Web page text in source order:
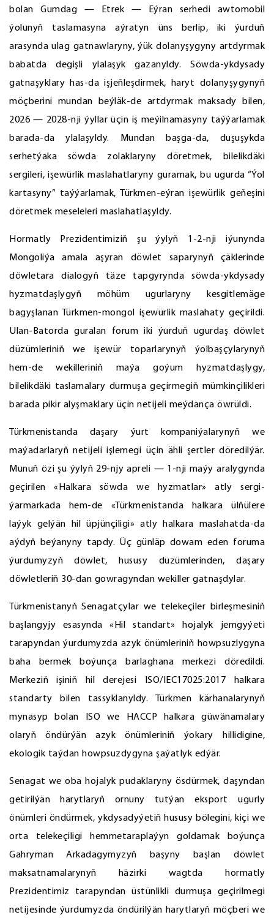
bolan Gumdag — Etrek — Eýran serhedi awtomobil
ýolunyň taslamasyna aýratyn üns berlip, iki ýurduň
arasynda ulag gatnawlaryny, ýük dolanyşygyny artdyrmak
babatda degişli ylalaşyk gazanyldy. Söwda-ykdysady
gatnaşyklary has-da işjeňleşdirmek, haryt dolanyşygynyň
möçberini mundan beýläk-de artdyrmak maksady bilen,
2026 — 2028-nji ýyllar üçin iş meýilnamasyny taýýarlamak
barada-da ylalaşyldy. Mundan başga-da, duşuşykda
serhetýaka söwda zolaklaryny döretmek, bilelikdäki
sergileri, işewürlik maslahatlaryny guramak, bu ugurda “Ýol
kartasyny” taýýarlamak, Türkmen-eýran işewürlik geňeşini
döretmek meseleleri maslahatlaşyldy.
Hormatly Prezidentimiziň şu ýylyň 1-2-nji iýunynda
Mongoliýa amala aşyran döwlet saparynyň çäklerinde
döwletara dialogyň täze tapgyrynda söwda-ykdysady
hyzmatdaşlygyň möhüm ugurlaryny kesgitlemäge
bagyşlanan Türkmen-mongol işewürlik maslahaty geçirildi.
Ulan-Batorda guralan forum iki ýurduň ugurdaş döwlet
düzümleriniň we işewür toparlarynyň ýolbaşçylarynyň
hem-de wekilleriniň maýa goýum hyzmatdaşlygy,
bilelikdäki taslamalary durmuşa geçirmegiň mümkinçilikleri
barada pikir alyşmaklary üçin netijeli meýdança öwrüldi.
Türkmenistanda daşary ýurt kompaniýalarynyň we
maýadarlaryň netijeli işlemegi üçin ähli şertler döredilýär.
Munuň özi şu ýylyň 29-njy apreli — 1-nji maýy aralygynda
geçirilen «Halkara söwda we hyzmatlar» atly sergi-
ýarmarkada hem-de «Türkmenistanda halkara ülňülere
laýyk gelýän hil üpjünçiligi» atly halkara maslahatda-da
aýdyň beýanyny tapdy. Üç günläp dowam eden foruma
ýurdumyzyň döwlet, hususy düzümlerinden, daşary
döwletleriň 30-dan gowragyndan wekiller gatnaşdylar.
Türkmenistanyň Senagatçylar we telekeçiler birleşmesiniň
başlangyjy esasynda «Hil standart» hojalyk jemgyýeti
tarapyndan ýurdumyzda azyk önümleriniň howpsuzlygyna
baha bermek boýunça barlaghana merkezi döredildi.
Merkeziň işiniň hil derejesi ISO/IEC17025:2017 halkara
standarty bilen tassyklanyldy. Türkmen kärhanalarynyň
mynasyp bolan ISO we HACCP halkara güwänamalary
olaryň öndürýän azyk önümleriniň ýokary hillidigine,
ekologik taýdan howpsuzdygyna şaýatlyk edýär.
Senagat we oba hojalyk pudaklaryny ösdürmek, daşyndan
getirilýän harytlaryň ornuny tutýan eksport ugurly
önümleri öndürmek, ykdysadyýetiň hususy bölegini, kiçi we
orta telekeçiligi hemmetaraplaýyn goldamak boýunça
Gahryman Arkadagymyzyň başyny başlan döwlet
maksatnamalarynyň häzirki wagtda hormatly
Prezidentimiz tarapyndan üstünlikli durmuşa geçirilmegi
netijesinde ýurdumyzda öndürilýän harytlaryň möçberi we